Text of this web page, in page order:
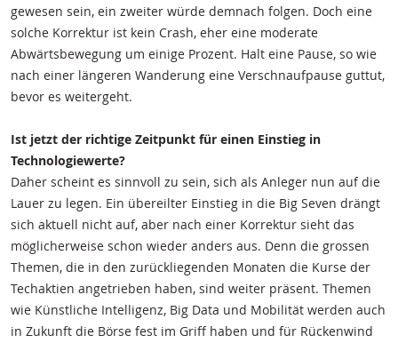
gewesen sein, ein zweiter würde demnach folgen. Doch eine
solche Korrektur ist kein Crash, eher eine moderate
Abwärtsbewegung um einige Prozent. Halt eine Pause, so wie
nach einer längeren Wanderung eine Verschnaufpause guttut,
bevor es weitergeht.
Ist jetzt der richtige Zeitpunkt für einen Einstieg in
Technologiewerte?
Daher scheint es sinnvoll zu sein, sich als Anleger nun auf die
Lauer zu legen. Ein übereilter Einstieg in die Big Seven drängt
sich aktuell nicht auf, aber nach einer Korrektur sieht das
möglicherweise schon wieder anders aus. Denn die grossen
Themen, die in den zurückliegenden Monaten die Kurse der
Techaktien angetrieben haben, sind weiter präsent. Themen
wie Künstliche Intelligenz, Big Data und Mobilität werden auch
in Zukunft die Börse fest im Griff haben und für Rückenwind